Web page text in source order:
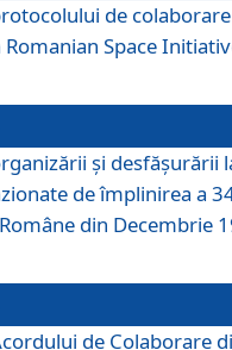
de
Space
şi desfăşurării
de împlinirea a
din Decembrie
de Colaborare